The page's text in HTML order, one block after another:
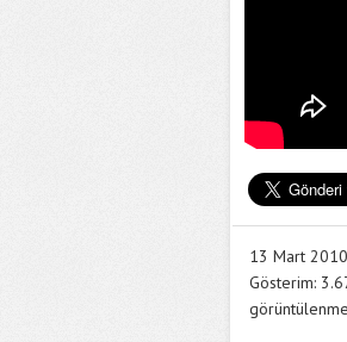
13 Mart
Gösterim:
görüntülenme